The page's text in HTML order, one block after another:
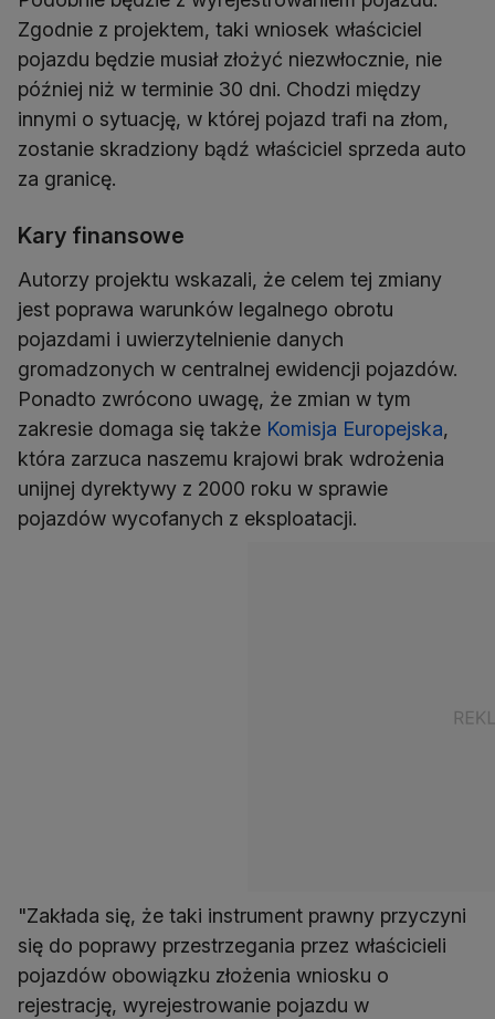
Zgodnie z projektem, taki wniosek właściciel
pojazdu będzie musiał złożyć niezwłocznie, nie
później niż w terminie 30 dni. Chodzi między
innymi o sytuację, w której pojazd trafi na złom,
zostanie skradziony bądź właściciel sprzeda auto
za granicę.
Kary finansowe
Autorzy projektu wskazali, że celem tej zmiany
jest poprawa warunków legalnego obrotu
pojazdami i uwierzytelnienie danych
gromadzonych w centralnej ewidencji pojazdów.
Ponadto zwrócono uwagę, że zmian w tym
zakresie domaga się także Komisja Europejska,
która zarzuca naszemu krajowi brak wdrożenia
unijnej dyrektywy z 2000 roku w sprawie
pojazdów wycofanych z eksploatacji.
"Zakłada się, że taki instrument prawny przyczyni
się do poprawy przestrzegania przez właścicieli
pojazdów obowiązku złożenia wniosku o
rejestrację, wyrejestrowanie pojazdu w